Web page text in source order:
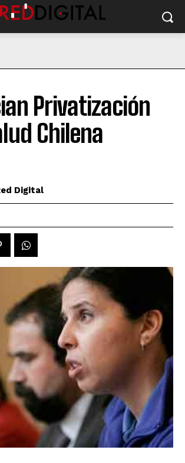
Privatización
Chilena
Digital